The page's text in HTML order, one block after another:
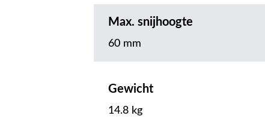
Max. snijhoogte
60 mm
Gewicht
14.8 kg